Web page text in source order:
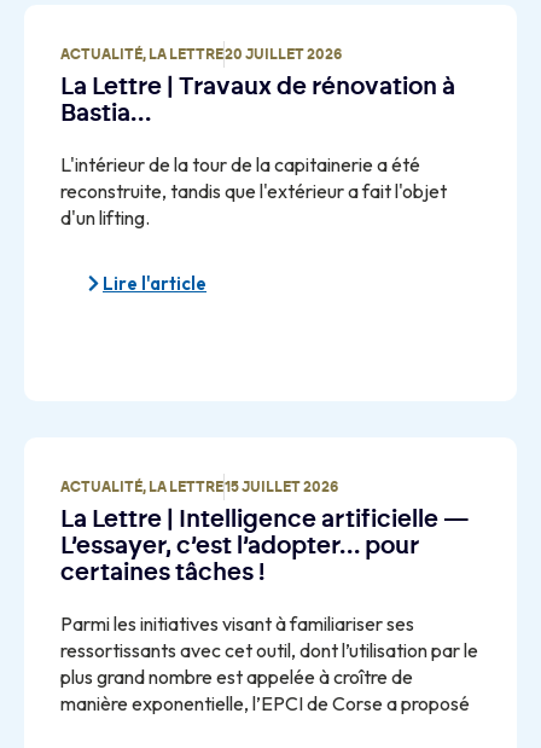
ACTUALITÉ, LA LETTRE20 JUILLET 2026
La Lettre | Travaux de rénovation à
Bastia…
L'intérieur de la tour de la capitainerie a été
reconstruite, tandis que l'extérieur a fait l'objet
d'un lifting.
Lire l'article
ACTUALITÉ, LA LETTRE15 JUILLET 2026
La Lettre | Intelligence artificielle —
L’essayer, c’est l’adopter… pour
certaines tâches !
Parmi les initiatives visant à familiariser ses
ressortissants avec cet outil, dont l’utilisation par le
plus grand nombre est appelée à croître de
manière exponentielle, l’EPCI de Corse a proposé